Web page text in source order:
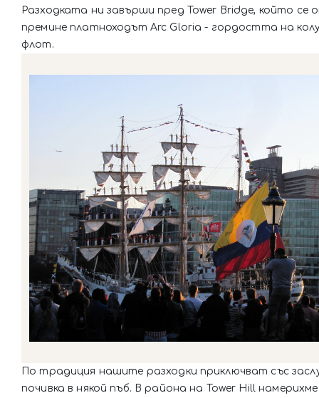
Разходката ни завърши пред Tower Bridge, който се
премине платноходът Arc Gloria - гордостта на
флот.
По традиция нашите разходки приключват със
почивка в някой пъб. В района на Tower Hill